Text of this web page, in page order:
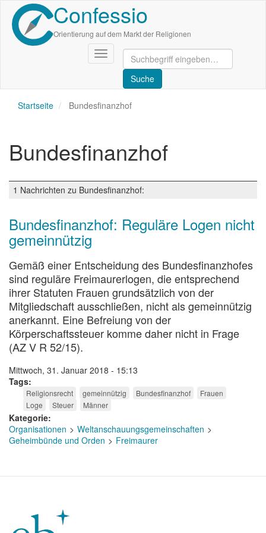
Direkt
zum
Inhalt
Confessio
Orientierung auf dem Markt der Religionen
Navigation
aktivieren/deaktivieren
Startseite Bundesfinanzhof
Bundesfinanzhof
1 Nachrichten zu Bundesfinanzhof:
Bundesfinanzhof: Reguläre Logen nicht
gemeinnützig
Gemäß einer Entscheidung des Bundesfinanzhofes
sind reguläre Freimaurerlogen, die entsprechend
ihrer Statuten Frauen grundsätzlich von der
Mitgliedschaft ausschließen, nicht als gemeinnützig
anerkannt. Eine Befreiung von der
Körperschaftssteuer komme daher nicht in Frage
(AZ V R 52/15).
Mittwoch, 31. Januar 2018 - 15:13
Tags
Religionsrecht gemeinnützig Bundesfinanzhof
Frauen
Loge
Steuer Männer
Kategorie
Organisationen
Weltanschauungsgemeinschaften
Geheimbünde und Orden
Freimaurer